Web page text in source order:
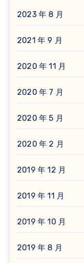
2023 年 8 月
2021 年 9 月
2020 年 11 月
2020 年 7 月
2020 年 5 月
2020 年 2 月
2019 年 12 月
2019 年 11 月
2019 年 10 月
2019 年 8 月